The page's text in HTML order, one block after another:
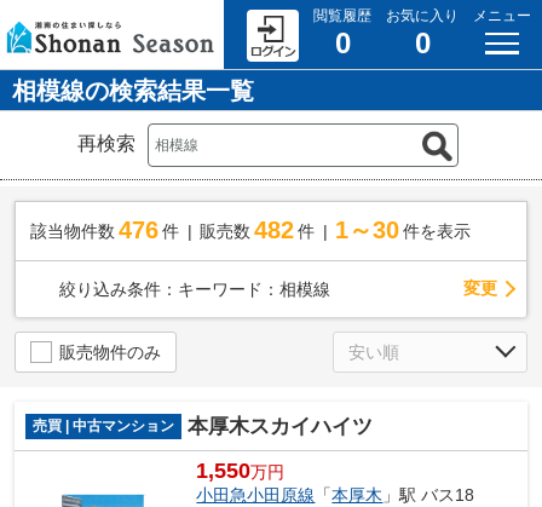
閲覧履歴
0
お気に入り
0
メニュー
相模線の検索結果一覧
再検索
該当物件数 476件 販売数 482 件 1～30 件を表示
絞り込み条件： キーワード：相模線 変更
販売物件のみ
売買 | 中古マンション 本厚木スカイハイツ
1,550万円
小田急小田原線 「本厚木 」駅 バス18